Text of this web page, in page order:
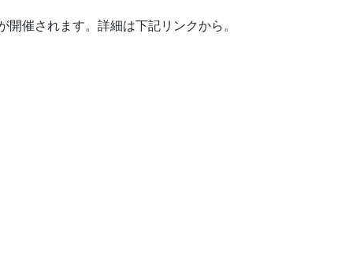
催されます。詳細は下記リンクから。